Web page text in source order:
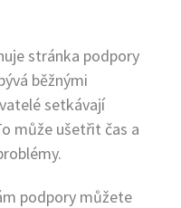
stránka podpory
běžnými
setkávají
může ušetřit čas a
podpory můžete